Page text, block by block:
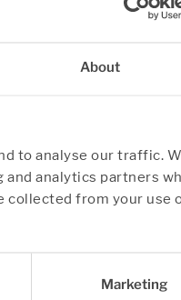
About
to analyse our traffic.
analytics partners
collected from your use
Marketing